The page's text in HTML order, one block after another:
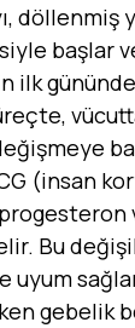
döllenmiş
başlar
ilk
(insan
Bu
gebelik